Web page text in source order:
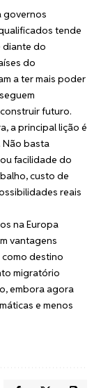
governos
tende
diante do
do
a ter mais poder
futuro.
a principal lição é
Não basta
facilidade do
custo de
reais
na Europa
vantagens
como destino
migratório
embora agora
e menos